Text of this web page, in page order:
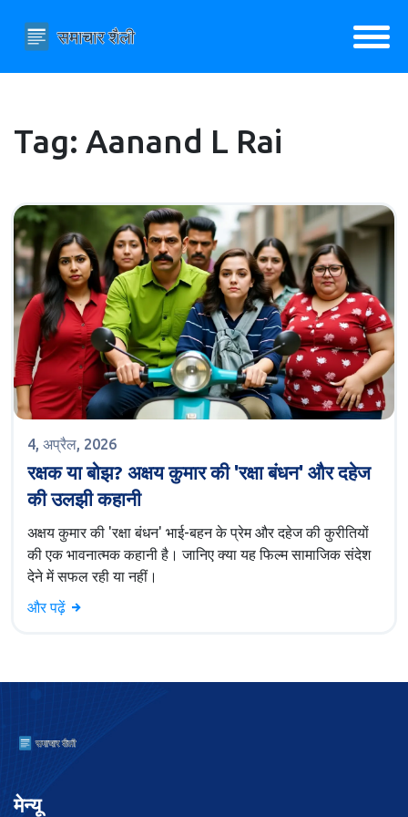
Tag: Aanand L Rai
4, अप्रैल, 2026
रक्षक या बोझ? अक्षय कुमार की 'रक्षा बंधन' और दहेज
की उलझी कहानी
अक्षय कुमार की 'रक्षा बंधन' भाई-बहन के प्रेम और दहेज की कुरीतियों
की एक भावनात्मक कहानी है। जानिए क्या यह फिल्म सामाजिक संदेश
देने में सफल रही या नहीं।
और पढ़ें
मेन्यू